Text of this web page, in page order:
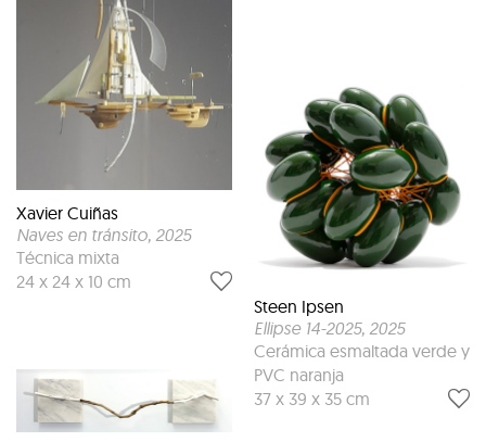
Xavier Cuiñas
Naves en tránsito, 2025
Técnica mixta
24 x 24 x 10 cm
Steen Ipsen
Ellipse 14-2025, 2025
Cerámica esmaltada verde y
PVC naranja
37 x 39 x 35 cm